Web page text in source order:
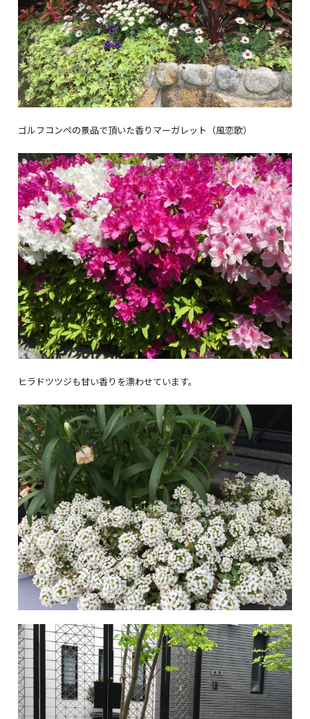
ゴルフコンペの景品で頂いた香りマーガレット（風恋歌）
ヒラドツツジも甘い香りを漂わせています。